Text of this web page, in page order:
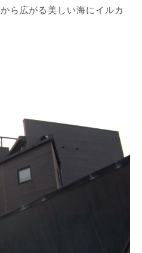
ら広がる美しい海にイルカ